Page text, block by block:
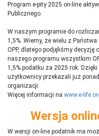
Program e-pity 2025 on-line
Publicznego.
W naszym programie do
1,5%. Wiemy, że wielu z
OPP, dlatego podjęliśmy decyzję
naszego programu wszystkim
1,5% podatku za 2025 rok.
użytkownicy przekazali już
organizacji.
Więcej informacji na www.e-
Wersja
W wersji on-line podatnik ma